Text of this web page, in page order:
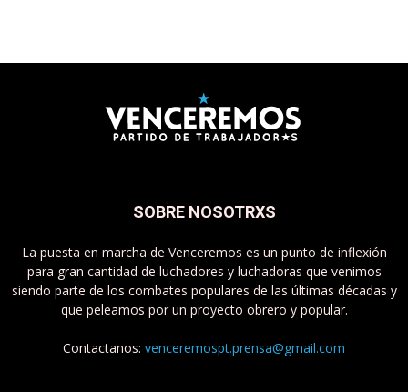
SOBRE NOSOTRXS
La puesta en marcha de Venceremos es un punto de inflexión
para gran cantidad de luchadores y luchadoras que venimos
siendo parte de los combates populares de las últimas décadas y
que peleamos por un proyecto obrero y popular.
Contactanos: venceremospt.prensa@gmail.com